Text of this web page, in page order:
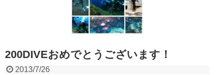
200DIVEおめでとうございます！
2013/7/26